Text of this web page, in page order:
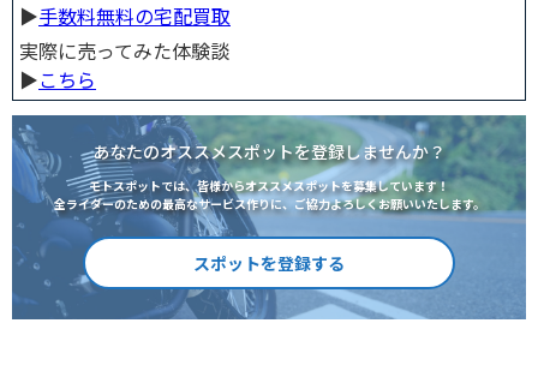
▶︎手数料無料の宅配買取
実際に売ってみた体験談
▶︎こちら
あなたのオススメスポットを登録しませんか？
モトスポットでは、皆様からオススメスポットを募集しています！
全ライダーのための最高なサービス作りに、ご協力よろしくお願いいたします。
スポットを登録する